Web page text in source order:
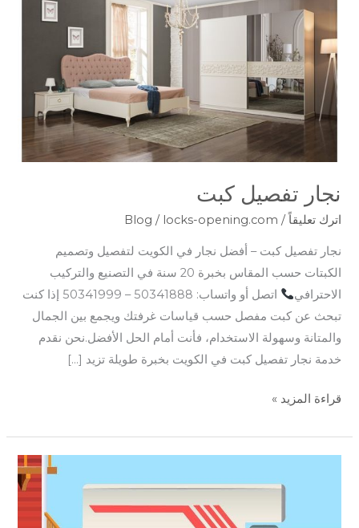
نجار تفصيل كبت
اترك تعليقاً /
Blog / locks-opening.com
نجار تفصيل كبت – أفضل نجار في الكويت لتفصيل وتصميم
الكبتات حسب المقاس بخبرة 20 سنة في التصنيع والتركيب
الاحترافي
اتصل أو واتساب: 50341888 – 50341999 إذا كنت
تبحث عن كبت مفصل حسب قياسات غرفتك ويجمع بين الجمال
والمتانة وسهولة الاستخدام، فأنت أمام الحل الأفضل.نحن نقدم
خدمة نجار تفصيل كبت في الكويت بخبرة طويلة تزيد […]
قراءة المزيد »